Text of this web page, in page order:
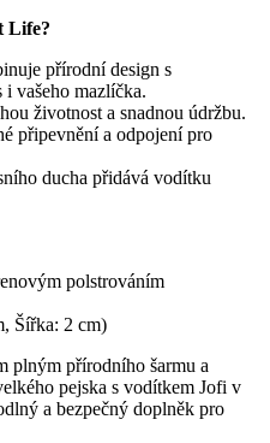
Life?
přírodní design s
vašeho mazlíčka.
životnost a snadnou údržbu.
připevnění a odpojení pro
ducha přidává vodítku
polstrováním
Šířka: 2 cm)
plným přírodního šarmu a
pejska s vodítkem Jofi v
a bezpečný doplněk pro